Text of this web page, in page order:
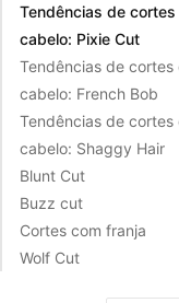
Tendências de
cabelo: Pixie Cut
Tendências de cortes
cabelo: French Bob
Tendências de cortes
cabelo: Shaggy Hair
Blunt Cut
Buzz cut
Cortes com franja
Wolf Cut